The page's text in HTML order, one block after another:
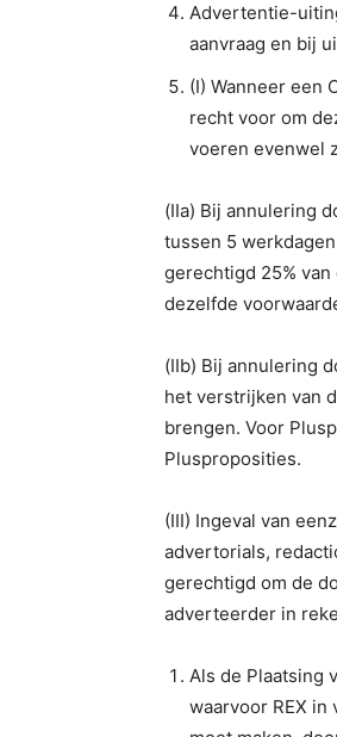
Advertentie-
aanvraag en bij
(I) Wanneer een
recht voor om
voeren evenwel
(IIa) Bij annulering
tussen 5
gerechtigd 25%
dezelfde
(IIb) Bij annulering
het verstrijken van
brengen. Voor
Plusproposities.
(III) Ingeval van
advertorials,
gerechtigd om de
adverteerder in
Als de Plaatsing
waarvoor REX